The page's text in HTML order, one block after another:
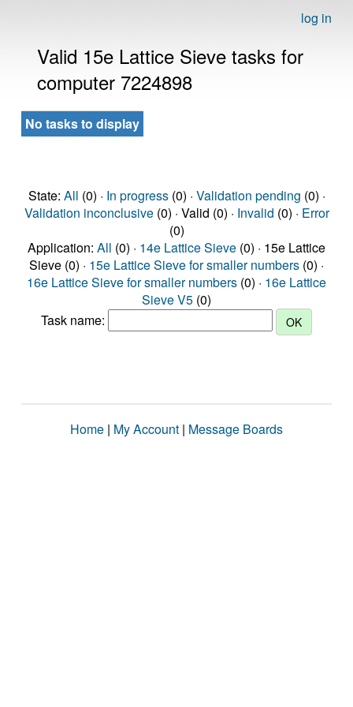
log in
Valid 15e Lattice Sieve tasks for
computer 7224898
No tasks to display
State: All (0) · In progress(0) · Validation pending (0) ·
Validation inconclusive(0) · Valid (0) · Invalid (0) · Error
(0)
Application: All (0) · 14e Lattice Sieve (0) · 15e Lattice
Sieve (0) · 15e Lattice Sieve for smaller numbers (0) ·
16e Lattice Sieve for smaller numbers (0) · 16e Lattice
Sieve V5 (0)
Task name:
Home | My Account | Message Boards